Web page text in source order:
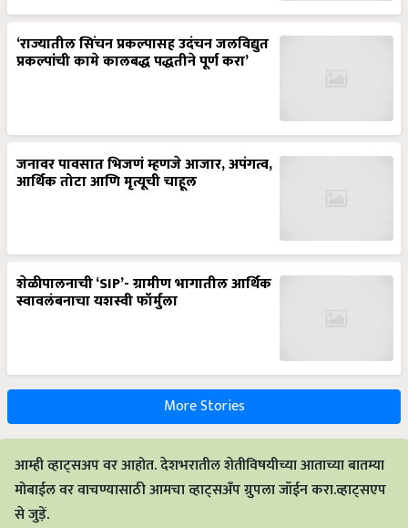
‘राज्यातील सिंचन प्रकल्पासह उदंचन जलविद्युत
प्रकल्पांची कामे कालबद्ध पद्धतीने पूर्ण करा’
जनावर पावसात भिजणं म्हणजे आजार, अपंगत्व,
आर्थिक तोटा आणि मृत्यूची चाहूल
शेळीपालनाची ‘SIP’- ग्रामीण भागातील आर्थिक
स्वावलंबनाचा यशस्वी फॉर्मुला
More Stories
आम्ही व्हाट्सअप वर आहोत. देशभरातील शेतीविषयीच्या आताच्या बातम्या
मोबाईल वर वाचण्यासाठी आमचा व्हाट्सअँप ग्रुपला जॉईन करा.व्हाट्सएप
से जुड़ें.